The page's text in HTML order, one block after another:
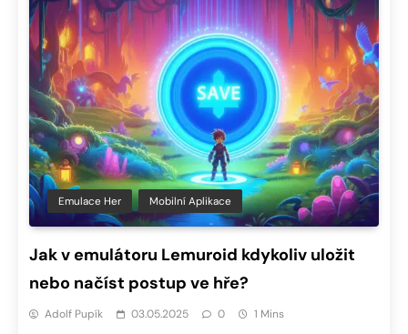
Emulace Her Mobilní Aplikace
Jak v emulátoru Lemuroid kdykoliv uložit
nebo načíst postup ve hře?
Adolf Pupík 03.05.2025 0 1 Mins